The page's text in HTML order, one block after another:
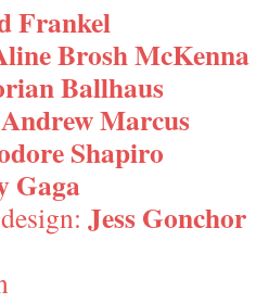
Frankel
Brosh McKenna
Ballhaus
Andrew Marcus
Shapiro
Gaga
Jess Gonchor